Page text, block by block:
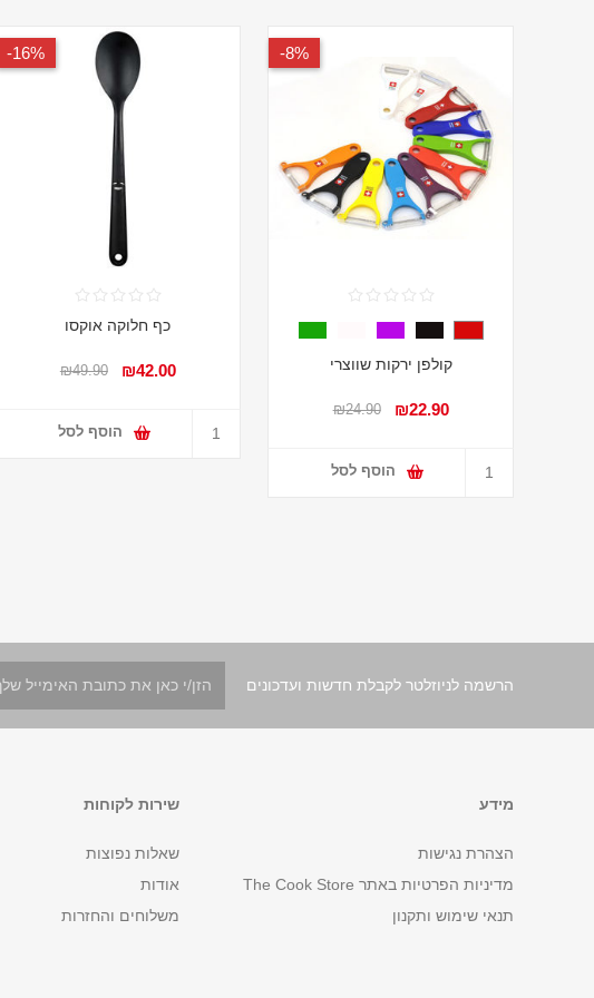
8%-
קולפן ירקות שווצרי
₪22.90
₪24.90
הוסף לסל
16%-
כף חלוקה אוקסו
₪42.00
₪49.90
הוסף לסל
הרשמה לניוזלטר לקבלת חדשות ועדכונים
מידע
הצהרת נגישות
מדיניות הפרטיות באתר The Cook Store
תנאי שימוש ותקנון
שירות לקוחות
שאלות נפוצות
אודות
משלוחים והחזרות